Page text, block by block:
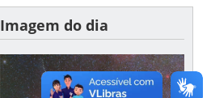
Imagem do dia